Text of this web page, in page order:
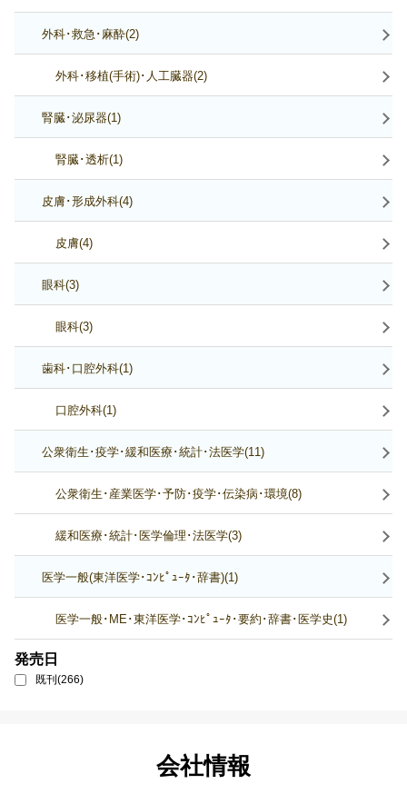
外科･救急･麻酔(2)
外科･移植(手術)･人工臓器(2)
腎臓･泌尿器(1)
腎臓･透析(1)
皮膚･形成外科(4)
皮膚(4)
眼科(3)
眼科(3)
歯科･口腔外科(1)
口腔外科(1)
公衆衛生･疫学･緩和医療･統計･法医学(11)
公衆衛生･産業医学･予防･疫学･伝染病･環境(8)
緩和医療･統計･医学倫理･法医学(3)
医学一般(東洋医学･ｺﾝﾋﾟｭｰﾀ･辞書)(1)
医学一般･ME･東洋医学･ｺﾝﾋﾟｭｰﾀ･要約･辞書･医学史(1)
発売日
既刊(266)
会社情報